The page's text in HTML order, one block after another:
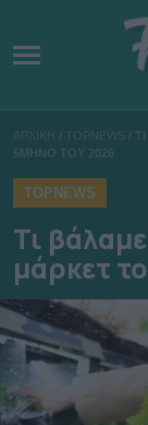
ΑΡΧΙΚΗ / TOPNEWS /
5ΜΗΝΟ ΤΟΥ 2026
TOPNEWS
Τι
μάρκετ